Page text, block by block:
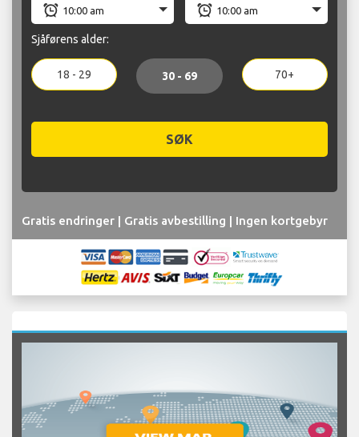
Sjåførens alder:
18 - 29 30 - 69 70+
SØK
Gratis endringer | Gratis avbestilling | Ingen kortgebyr